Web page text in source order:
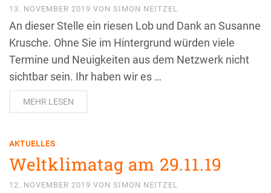
13. NOVEMBER 2019 VON SIMON NEITZEL
An dieser Stelle ein riesen Lob und Dank an Susanne
Krusche. Ohne Sie im Hintergrund würden viele
Termine und Neuigkeiten aus dem Netzwerk nicht
sichtbar sein. Ihr haben wir es …
MEHR LESEN
AKTUELLES
Weltklimatag am 29.11.19
12. NOVEMBER 2019 VON SIMON NEITZEL